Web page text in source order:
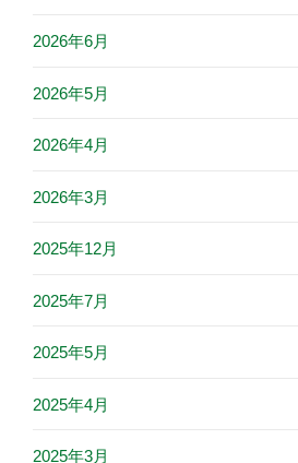
2026年6月
2026年5月
2026年4月
2026年3月
2025年12月
2025年7月
2025年5月
2025年4月
2025年3月